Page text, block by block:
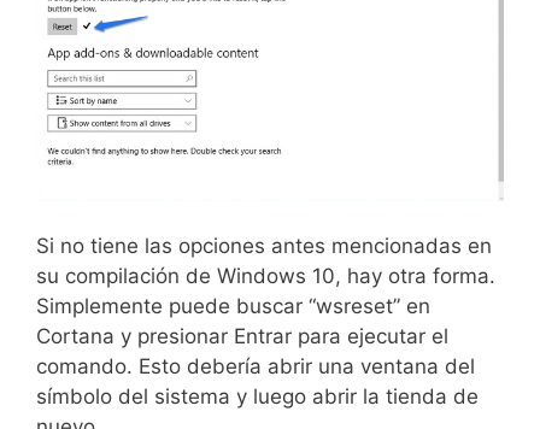
Si no tiene las opciones antes mencionadas en
su compilación de Windows 10, hay otra forma.
Simplemente puede buscar “wsreset” en
Cortana y presionar Entrar para ejecutar el
comando. Esto debería abrir una ventana del
símbolo del sistema y luego abrir la tienda de